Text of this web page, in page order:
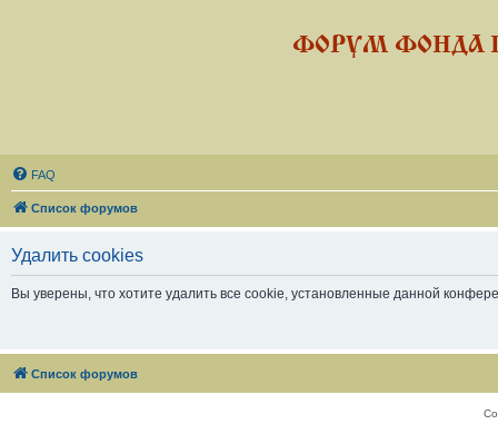
ФОРУМ ФОНДА
FAQ
Список форумов
Удалить cookies
Вы уверены, что хотите удалить все cookie, установленные данной
Список форумов